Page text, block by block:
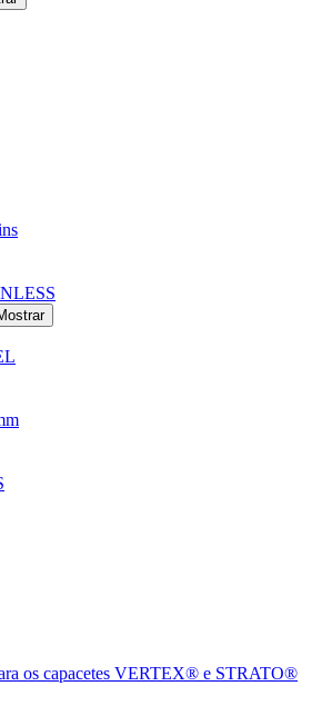
os capacetes VERTEX® e STRATO®